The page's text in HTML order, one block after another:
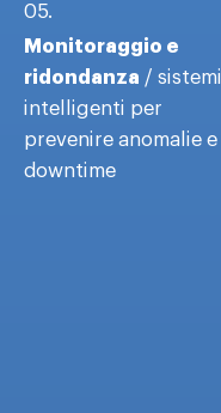
05.
Monitoraggio e
ridondanza / sistemi
intelligenti per
prevenire anomalie e
downtime